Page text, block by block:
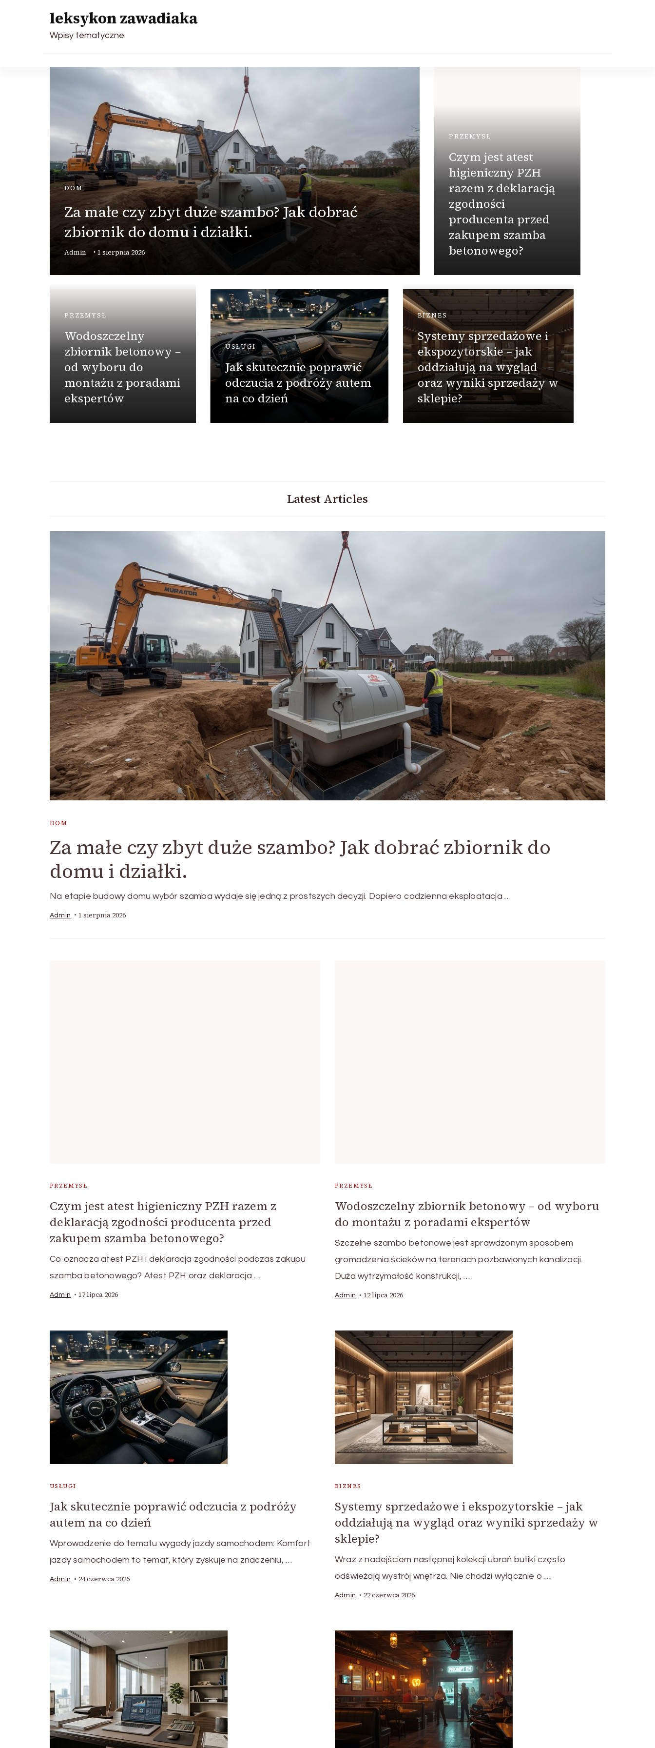
leksykon zawadiaka
Wpisy tematyczne
DOM
Za małe czy zbyt duże szambo? Jak dobrać
zbiornik do domu i działki.
Admin 1 sierpnia 2026
PRZEMYSŁ
Czym jest atest
higieniczny PZH
razem z deklaracją
zgodności
producenta przed
zakupem szamba
betonowego?
PRZEMYSŁ
Wodoszczelny
zbiornik betonowy –
od wyboru do
montażu z poradami
ekspertów
USŁUGI
Jak skutecznie poprawić
odczucia z podróży autem
na co dzień
BIZNES
Systemy sprzedażowe i
ekspozytorskie – jak
oddziałują na wygląd
oraz wyniki sprzedaży w
sklepie?
Latest Articles
DOM
Za małe czy zbyt duże szambo? Jak dobrać zbiornik do
domu i działki.
Na etapie budowy domu wybór szamba wydaje się jedną z prostszych decyzji. Dopiero codzienna eksploatacja …
Admin 1 sierpnia 2026
PRZEMYSŁ
Czym jest atest higieniczny PZH razem z
deklaracją zgodności producenta przed
zakupem szamba betonowego?
Co oznacza atest PZH i deklaracja zgodności podczas zakupu
szamba betonowego? Atest PZH oraz deklaracja …
Admin 17 lipca 2026
PRZEMYSŁ
Wodoszczelny zbiornik betonowy – od wyboru
do montażu z poradami ekspertów
Szczelne szambo betonowe jest sprawdzonym sposobem
gromadzenia ścieków na terenach pozbawionych kanalizacji.
Duża wytrzymałość konstrukcji, …
Admin 12 lipca 2026
USŁUGI
Jak skutecznie poprawić odczucia z podróży
autem na co dzień
Wprowadzenie do tematu wygody jazdy samochodem: Komfort
jazdy samochodem to temat, który zyskuje na znaczeniu, …
Admin 24 czerwca 2026
BIZNES
Systemy sprzedażowe i ekspozytorskie – jak
oddziałują na wygląd oraz wyniki sprzedaży w
sklepie?
Wraz z nadejściem następnej kolekcji ubrań butiki często
odświeżają wystrój wnętrza. Nie chodzi wyłącznie o …
Admin 22 czerwca 2026